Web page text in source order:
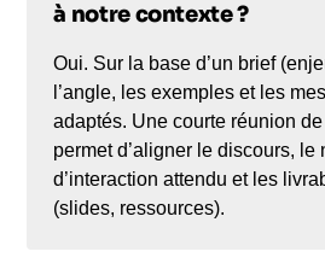
à notre contexte ?
Oui. Sur la base d’un brief
l’angle, les exemples et les
adaptés. Une courte réunion
permet d’aligner le discours, le
d’interaction attendu et les
(slides, ressources).